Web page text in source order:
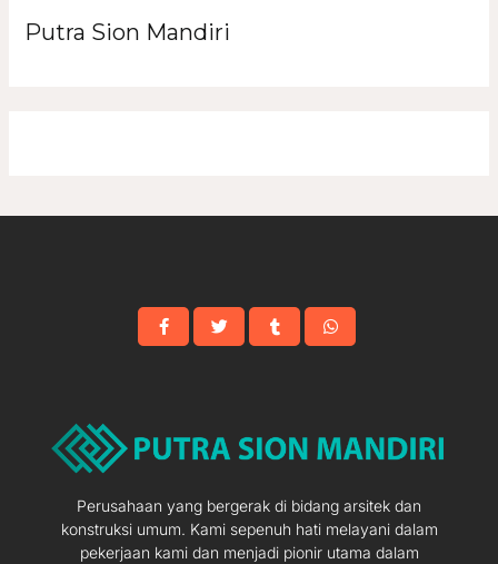
Putra Sion Mandiri
Perusahaan yang bergerak di bidang arsitek dan
konstruksi umum. Kami sepenuh hati melayani dalam
pekerjaan kami dan menjadi pionir utama dalam